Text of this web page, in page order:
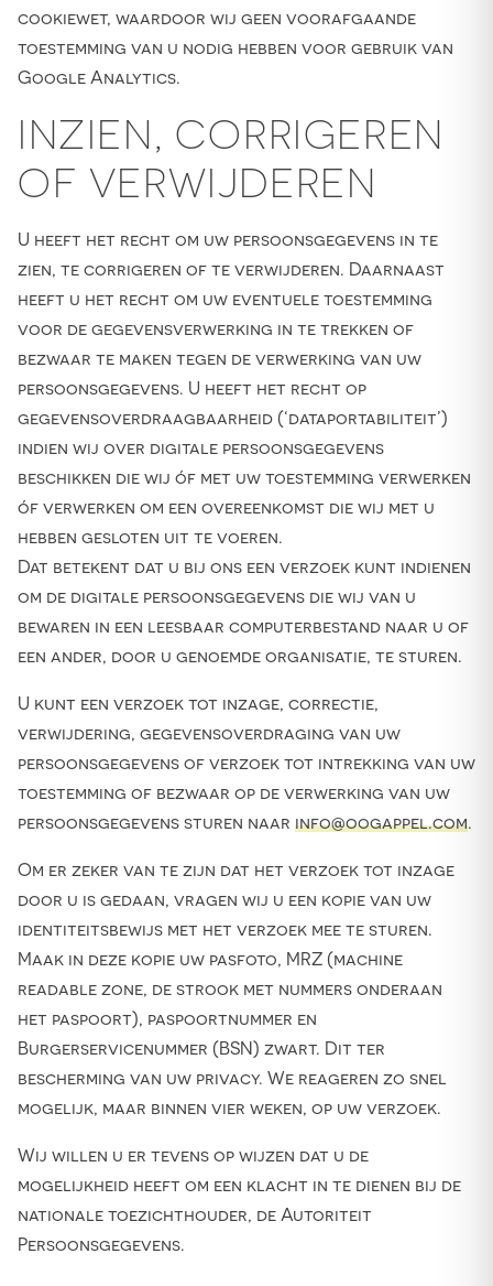
cookiewet, waardoor wij geen voorafgaande
toestemming van u nodig hebben voor gebruik van
Google Analytics.
INZIEN, CORRIGEREN
OF VERWIJDEREN
U heeft het recht om uw persoonsgegevens in te
zien, te corrigeren of te verwijderen. Daarnaast
heeft u het recht om uw eventuele toestemming
voor de gegevensverwerking in te trekken of
bezwaar te maken tegen de verwerking van uw
persoonsgegevens. U heeft het recht op
gegevensoverdraagbaarheid (‘dataportabiliteit’)
indien wij over digitale persoonsgegevens
beschikken die wij óf met uw toestemming verwerken
óf verwerken om een overeenkomst die wij met u
hebben gesloten uit te voeren.
Dat betekent dat u bij ons een verzoek kunt indienen
om de digitale persoonsgegevens die wij van u
bewaren in een leesbaar computerbestand naar u of
een ander, door u genoemde organisatie, te sturen.
U kunt een verzoek tot inzage, correctie,
verwijdering, gegevensoverdraging van uw
persoonsgegevens of verzoek tot intrekking van uw
toestemming of bezwaar op de verwerking van uw
persoonsgegevens sturen naar info@oogappel.com.
Om er zeker van te zijn dat het verzoek tot inzage
door u is gedaan, vragen wij u een kopie van uw
identiteitsbewijs met het verzoek mee te sturen.
Maak in deze kopie uw pasfoto, MRZ (machine
readable zone, de strook met nummers onderaan
het paspoort), paspoortnummer en
Burgerservicenummer (BSN) zwart. Dit ter
bescherming van uw privacy. We reageren zo snel
mogelijk, maar binnen vier weken, op uw verzoek.
Wij willen u er tevens op wijzen dat u de
mogelijkheid heeft om een klacht in te dienen bij de
nationale toezichthouder, de Autoriteit
Persoonsgegevens.